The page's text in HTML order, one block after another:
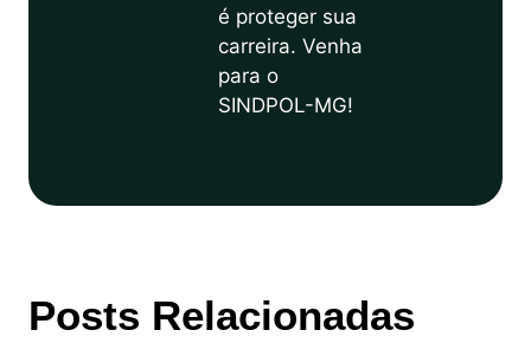
é proteger sua
carreira. Venha
para o
SINDPOL-MG!
Posts Relacionadas